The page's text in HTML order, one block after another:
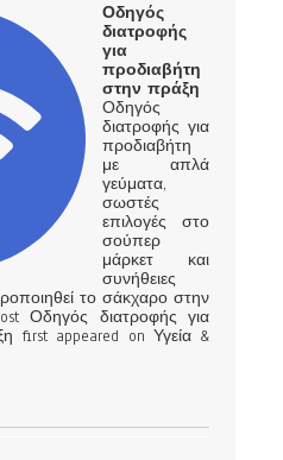
Οδηγός
διατροφής
για
προδιαβήτη
στην πράξη
Οδηγός
διατροφής για
προδιαβήτη
με απλά
γεύματα,
σωστές
επιλογές στο
σούπερ
μάρκετ και
συνήθειες
το σάκχαρο στην
Οδηγός διατροφής για
first appeared on Υγεία &